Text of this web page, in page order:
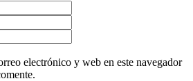
electrónico y web en este navegador